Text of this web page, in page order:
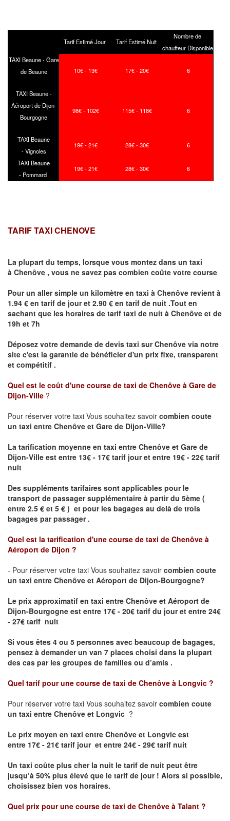
Tarif Estimé Jour Tarif Estimé Nuit
Nombre de
chauffeur Disponible
TAXI Beaune - Gare
de Beaune
10€ - 13€ 17€ - 20€ 6
TAXI Beaune -
Aéroport de Dijon-
Bourgogne
98€ - 102€ 115€ - 118€ 6
TAXI Beaune
- Vignoles
19€ - 21€ 28€ - 30€ 6
TAXI Beaune
- Pommard
19€ - 21€ 28€ - 30€ 6
TARIF TAXI CHENOVE
La plupart du temps, lorsque vous montez dans un taxi
à Chenôve , vous ne savez pas combien coûte votre course
Pour un aller simple un kilomètre en taxi à Chenôve revient à
1.94 € en tarif de jour et 2.90 € en tarif de nuit .Tout en
sachant que les horaires de tarif taxi de nuit à Chenôve et de
19h et 7h
Déposez votre demande de devis taxi surChenôve via notre
site c'est la garantie de bénéficier d'un prix fixe, transparent
et compétitif .
Quel est le coût d'une course de taxi de Chenôve à Gare de
Dijon-Ville ?
Pour réserver votre taxi Vous souhaitez savoir combien coute
un taxi entre Chenôve et Gare de Dijon-Ville?
La tarification moyenne en taxi entre Chenôve et Gare de
Dijon-Ville est entre 13€ - 17€ tarif jour et entre 19€ - 22€ tarif
nuit
Des suppléments tarifaires sont applicables pour le
transport de passager supplémentaire à partir du 5ème (
entre 2.5 € et 5 € ) et pour les bagages au delà de trois
bagages par passager .
Quel est la tarification d'une course de taxi de Chenôve à
Aéroport de Dijon ?
- Pour réserver votre taxi Vous souhaitez savoir combien coute
un taxi entre Chenôve et Aéroport de Dijon-Bourgogne?
Le prix approximatif en taxi entre Chenôve et Aéroport de
Dijon-Bourgogne est entre 17€ - 20€ tarif du jour et entre 24€
- 27€ tarif nuit
Si vous êtes 4 ou 5 personnes avec beaucoup de bagages,
pensez à demander un van 7 places choisi dans la plupart
des cas par les groupes de familles ou d’amis .
Quel tarif pour une course de taxi de Chenôve à Longvic ?
Pour réserver votre taxi Vous souhaitez savoir combien coute
un taxi entre Chenôve et Longvic ?
Le prix moyen en taxi entre Chenôve et Longvic est
entre 17€ - 21€ tarif jour et entre 24€ - 29€ tarif nuit
Un taxi coûte plus cher la nuit le tarif de nuit peut être
jusqu’à 50% plus élevé que le tarif de jour ! Alors si possible,
choisissez bien vos horaires.
Quel prix pour une course de taxi de Chenôve à Talant ?